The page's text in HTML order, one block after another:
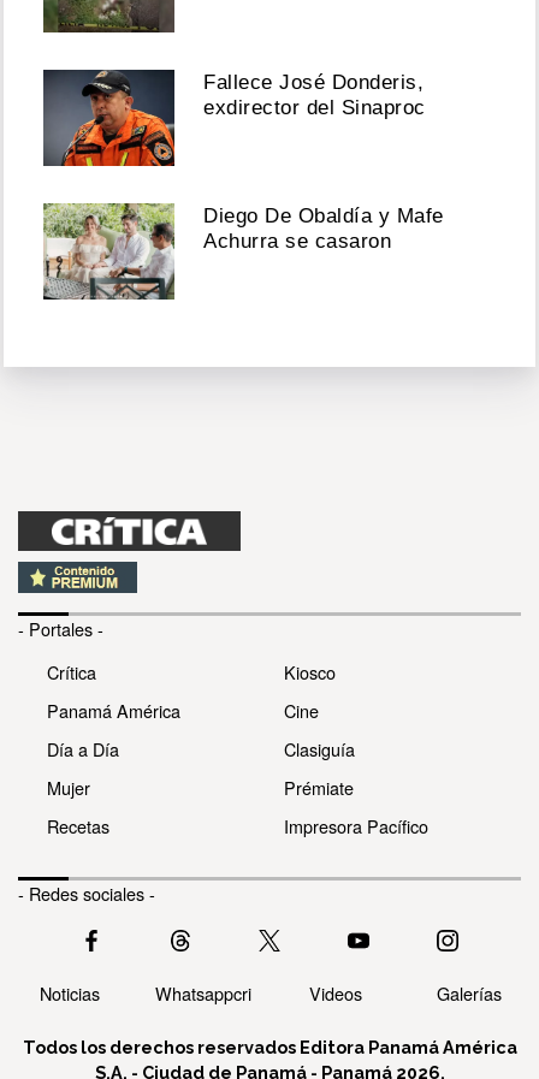
Fallece José Donderis,
exdirector del Sinaproc
Diego De Obaldía y Mafe
Achurra se casaron
- Portales -
Crítica
Panamá América
Día a Día
Mujer
Recetas
Kiosco
Cine
Clasiguía
Prémiate
Impresora Pacífico
- Redes sociales -
Noticias Whatsappcri Videos Galerías
Todos los derechos reservados Editora Panamá América
S.A. - Ciudad de Panamá - Panamá 2026.